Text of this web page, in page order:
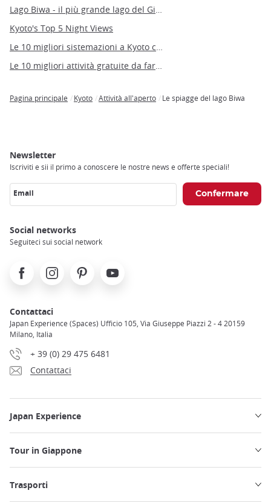
Kyoto's Top 5 Night Views
Pagina principale Kyoto Attività all'aperto Le spiagge del lago Biwa
Newsletter
Iscriviti e sii il primo a conoscere le nostre news e offerte speciali!
Email
Social networks
Seguiteci sui social network
FacebookInstagramPinterest Youtube
Contattaci
Japan Experience (Spaces) Ufficio 105, Via Giuseppe Piazzi 2 - 4 20159
Milano, Italia
+ 39 (0) 29 475 6481
Contattaci
Japan Experience
Tour in Giappone
Trasporti